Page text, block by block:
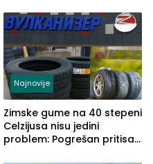
Najnovije
Zimske gume na 40 stepeni
Celzijusa nisu jedini
problem: Pogrešan pritisak